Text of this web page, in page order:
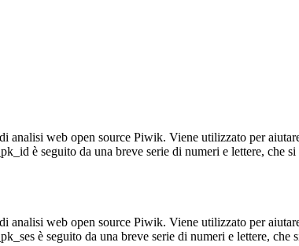
analisi web open source Piwik. Viene utilizzato per
è seguito da una breve serie di numeri e lettere, che
analisi web open source Piwik. Viene utilizzato per
è seguito da una breve serie di numeri e lettere,